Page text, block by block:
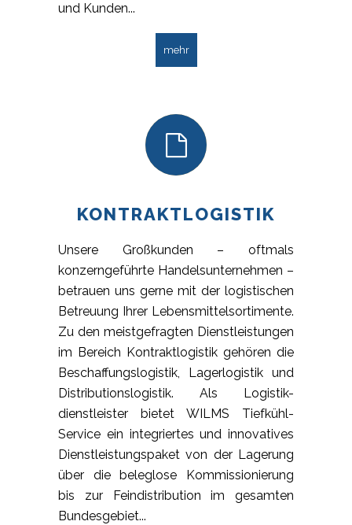
und Kunden...
mehr
KONTRAKTLOGISTIK
Unsere Großkunden – oftmals
konzerngeführte Handelsunternehmen –
betrauen uns gerne mit der logistischen
Betreuung Ihrer Lebensmittelsortimente.
Zu den meistgefragten Dienstleistungen
im Bereich Kontraktlogistik gehören die
Beschaffungslogistik, Lagerlogistik und
Distributionslogistik. Als Logistik-
dienstleister bietet WILMS Tiefkühl-
Service ein integriertes und innovatives
Dienstleistungspaket von der Lagerung
über die beleglose Kommissionierung
bis zur Feindistribution im gesamten
Bundesgebiet...